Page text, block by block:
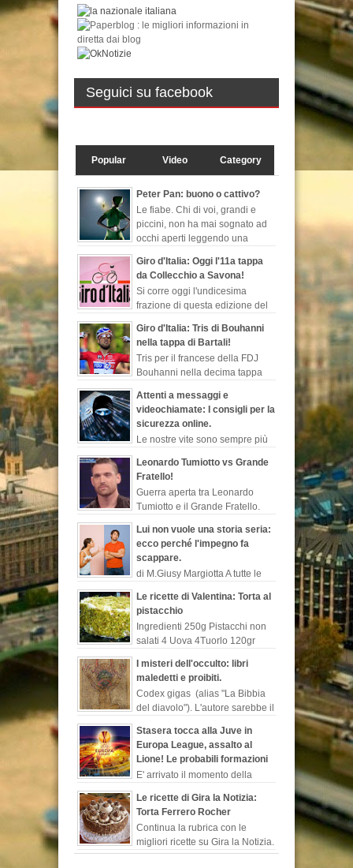
Seguici su facebook
Popular Video Category
Peter Pan: buono o cattivo?
Le fiabe. Chi di voi, grandi e
piccini, non ha mai sognato ad
occhi aperti leggendo una
evadere dalla realtà, ch...
Giro d'Italia: Oggi l'11a tappa
da Collecchio a Savona!
Si corre oggi l'undicesima
frazione di questa edizione del
tappa più lunga di questa corsa rosa, 249 ...
Giro d'Italia: Tris di Bouhanni
nella tappa di Bartali!
Tris per il francese della FDJ
Bouhanni nella decima tappa
all'indimenticabile Gino Bartali, sempre più l...
Attenti a messaggi e
videochiamate: I consigli per la
sicurezza online.
Le nostre vite sono sempre più
notizie sul programma di sorveglianza e
spionaggio degli Stati Uniti rivelate ...
Leonardo Tumiotto vs Grande
Fratello!
Guerra aperta tra Leonardo
Tumiotto e il Grande Fratello.
occasione per sparare a zero sulla
trasmissione di canale...
Lui non vuole una storia seria:
ecco perché l'impegno fa
scappare.
di M.Giusy Margiotta A tutte le
lamentarsi del loro uomo perché contrario ad
un legame serio o perché rimanda costant...
Le ricette di Valentina: Torta al
pistacchio
Ingredienti 250g Pistacchi non
salati 4 Uova 4Tuorlo 120gr
Latte 50 g Cioccolato fondente 1/2 bustina
Lievito is...
I misteri dell'occulto: libri
maledetti e proibiti.
Codex gigas (alias "La Bibbia
del diavolo"). L'autore sarebbe il
il recluso”, chiamato così in s...
Stasera tocca alla Juve in
Europa League, assalto al
Lione! Le probabili formazioni
E' arrivato il momento della
il Lione per l'andata dei quarti di finale di
Europa League. I biancone...
Le ricette di Gira la Notizia:
Torta Ferrero Rocher
Continua la rubrica con le
migliori ricette su Gira la Notizia.
Chi non conosce i buonissimi